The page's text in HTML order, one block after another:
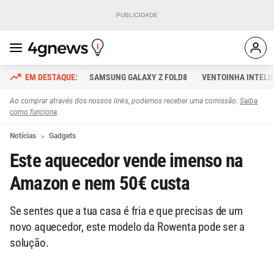
SAMSUNG GALAXY Z FOLD8 VENTOINHA
Ao comprar através dos nossos links, podemos receber uma comissão. Saiba
como funciona.
Notícias Gadgets
Este aquecedor vende imenso na
Amazon e nem 50€ custa
Se sentes que a tua casa é fria e que precisas de um
novo aquecedor, este modelo da Rowenta pode ser a
solução.